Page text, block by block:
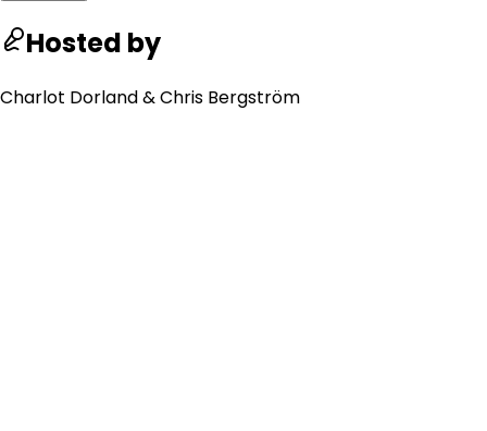
Hosted by
Charlot Dorland & Chris Bergström